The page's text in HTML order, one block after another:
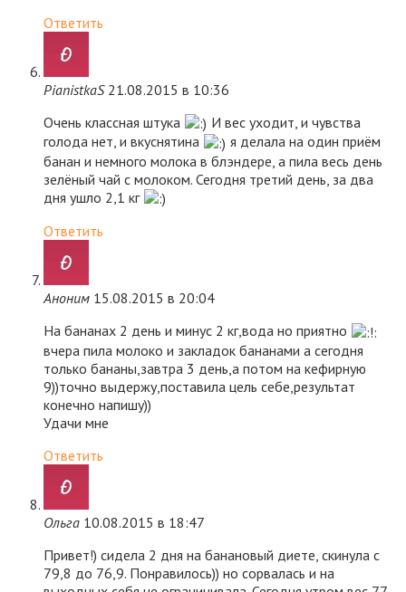
Ответить
PianistkaS 21.08.2015 в 10:36
Очень классная штука
И вес уходит, и чувства
голода нет, и вкуснятина
я делала на один приём
банан и немного молока в блэндере, а пила весь день
зелёный чай с молоком. Сегодня третий день, за два
дня ушло 2,1 кг
Ответить
Аноним 15.08.2015 в 20:04
На бананах 2 день и минус 2 кг,вода но приятно
вчера пила молоко и закладок бананами а сегодня
только бананы,завтра 3 день,а потом на кефирную
9))точно выдержу,поставила цель себе,результат
конечно напишу))
Удачи мне
Ответить
Ольга 10.08.2015 в 18:47
Привет!) сидела 2 дня на банановый диете, скинула с
79,8 до 76,9. Понравилось)) но сорвалась и на